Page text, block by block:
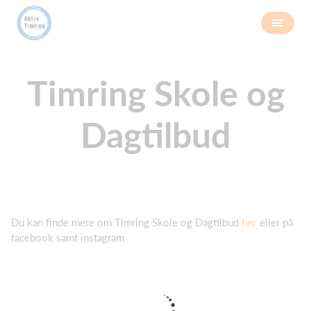
Timring Skole og
Dagtilbud
Du kan finde mere om Timring Skole og Dagtilbud her eller på
facebook samt instagram